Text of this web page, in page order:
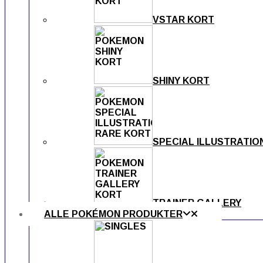
VSTAR KORT
SHINY KORT
SPECIAL
TRAINER GALLERY
ALLE POKÉMON PRODUKTER